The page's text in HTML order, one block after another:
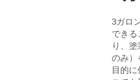
3ガロ
できる
り、
のみ）
目的